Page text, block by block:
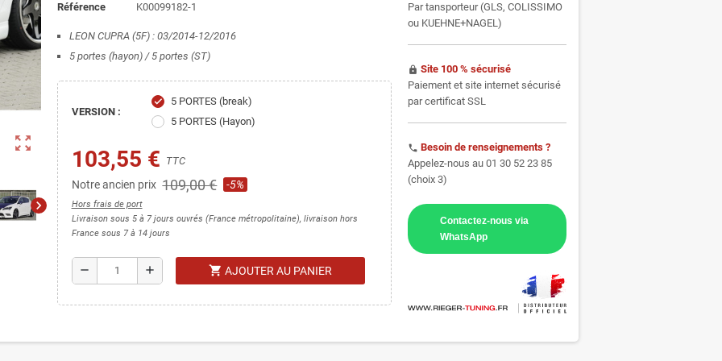
zoom_out_map
chevron_right
Référence
K00099182-1
LEON CUPRA (5F) : 03/2014-12/2016
5 portes (hayon) / 5 portes (ST)
VERSION :
check
5 PORTES (break)
5 PORTES (Hayon)
103,55 € TTC
Notre ancien prix 109,00 € -5%
Hors frais de port
Livraison sous 5 à 7 jours ouvrés (France métropolitaine), livraison hors
France sous 7 à 14 jours
remove add shopping_cart AJOUTER AU PANIER
Par tansporteur (GLS, COLISSIMO
ou KUEHNE+NAGEL)
https Site 100 % sécurisé
Paiement et site internet sécurisé
par certificat SSL
phone Besoin de renseignements ?
Appelez-nous au 01 30 52 23 85
(choix 3)
Contactez-nous via
WhatsApp